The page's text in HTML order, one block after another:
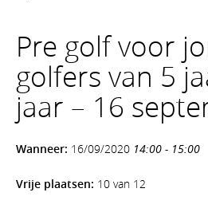
Pre golf voor
golfers van 5
jaar – 16
Wanneer: 16/09/2020 14:00 - 15:00
Vrije plaatsen: 10 van 12